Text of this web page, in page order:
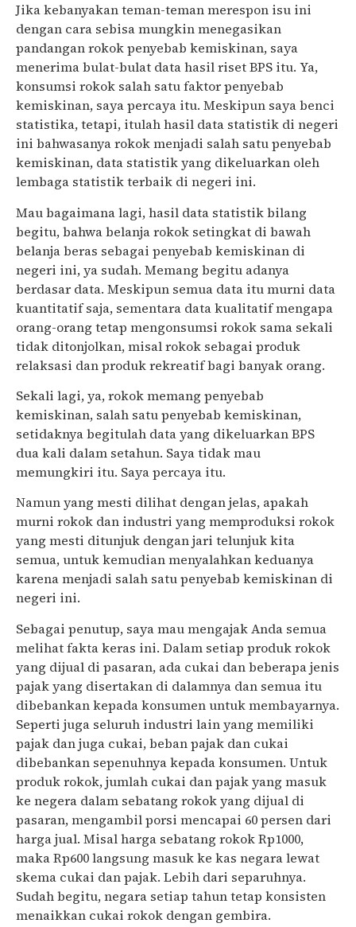
Jika kebanyakan teman-teman merespon isu ini
dengan cara sebisa mungkin menegasikan
pandangan rokok penyebab kemiskinan, saya
menerima bulat-bulat data hasil riset BPS itu. Ya,
konsumsi rokok salah satu faktor penyebab
kemiskinan, saya percaya itu. Meskipun saya benci
statistika, tetapi, itulah hasil data statistik di negeri
ini bahwasanya rokok menjadi salah satu penyebab
kemiskinan, data statistik yang dikeluarkan oleh
lembaga statistik terbaik di negeri ini.
Mau bagaimana lagi, hasil data statistik bilang
begitu, bahwa belanja rokok setingkat di bawah
belanja beras sebagai penyebab kemiskinan di
negeri ini, ya sudah. Memang begitu adanya
berdasar data. Meskipun semua data itu murni data
kuantitatif saja, sementara data kualitatif mengapa
orang-orang tetap mengonsumsi rokok sama sekali
tidak ditonjolkan, misal rokok sebagai produk
relaksasi dan produk rekreatif bagi banyak orang.
Sekali lagi, ya, rokok memang penyebab
kemiskinan, salah satu penyebab kemiskinan,
setidaknya begitulah data yang dikeluarkan BPS
dua kali dalam setahun. Saya tidak mau
memungkiri itu. Saya percaya itu.
Namun yang mesti dilihat dengan jelas, apakah
murni rokok dan industri yang memproduksi rokok
yang mesti ditunjuk dengan jari telunjuk kita
semua, untuk kemudian menyalahkan keduanya
karena menjadi salah satu penyebab kemiskinan di
negeri ini.
Sebagai penutup, saya mau mengajak Anda semua
melihat fakta keras ini. Dalam setiap produk rokok
yang dijual di pasaran, ada cukai dan beberapa jenis
pajak yang disertakan di dalamnya dan semua itu
dibebankan kepada konsumen untuk membayarnya.
Seperti juga seluruh industri lain yang memiliki
pajak dan juga cukai, beban pajak dan cukai
dibebankan sepenuhnya kepada konsumen. Untuk
produk rokok, jumlah cukai dan pajak yang masuk
ke negera dalam sebatang rokok yang dijual di
pasaran, mengambil porsi mencapai 60 persen dari
harga jual. Misal harga sebatang rokok Rp1000,
maka Rp600 langsung masuk ke kas negara lewat
skema cukai dan pajak. Lebih dari separuhnya.
Sudah begitu, negara setiap tahun tetap konsisten
menaikkan cukai rokok dengan gembira.